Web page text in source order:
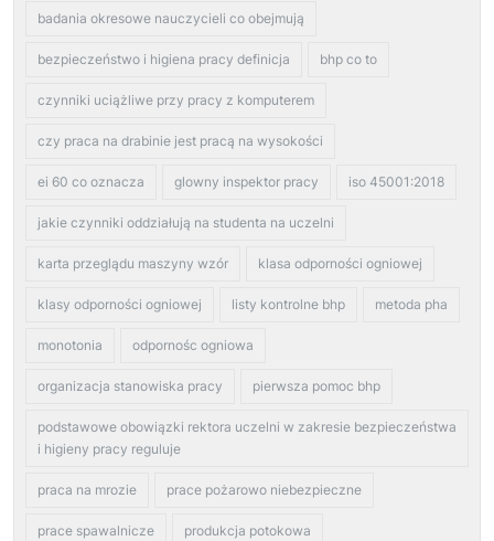
badania okresowe nauczycieli co obejmują
bezpieczeństwo i higiena pracy definicja bhp co to
czynniki uciążliwe przy pracy z komputerem
czy praca na drabinie jest pracą na wysokości
ei 60 co oznacza glowny inspektor pracy iso 45001:2018
jakie czynniki oddziałują na studenta na uczelni
karta przeglądu maszyny wzór klasa odporności ogniowej
klasy odporności ogniowej listy kontrolne bhp metoda pha
monotonia odpornośc ogniowa
organizacja stanowiska pracy pierwsza pomoc bhp
podstawowe obowiązki rektora uczelni w zakresie bezpieczeństwa
i higieny pracy reguluje
praca na mrozie prace pożarowo niebezpieczne
prace spawalnicze produkcja potokowa